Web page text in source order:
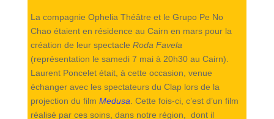
La compagnie Ophelia Théâtre et le Grupo Pe No
Chao étaient en résidence au Cairn en mars pour la
création de leur spectacle Roda Favela
(représentation le samedi 7 mai à 20h30 au Cairn).
Laurent Poncelet était, à cette occasion, venue
échanger avec les spectateurs du Clap lors de la
projection du film Medusa . Cette fois-ci, c’est d’un film
réalisé par ces soins, dans notre région, dont il